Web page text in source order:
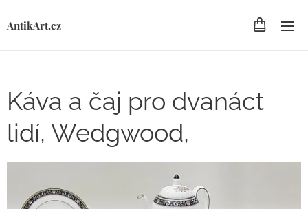
AntikArt.cz
Káva a čaj pro dvanáct
lidí, Wedgwood,